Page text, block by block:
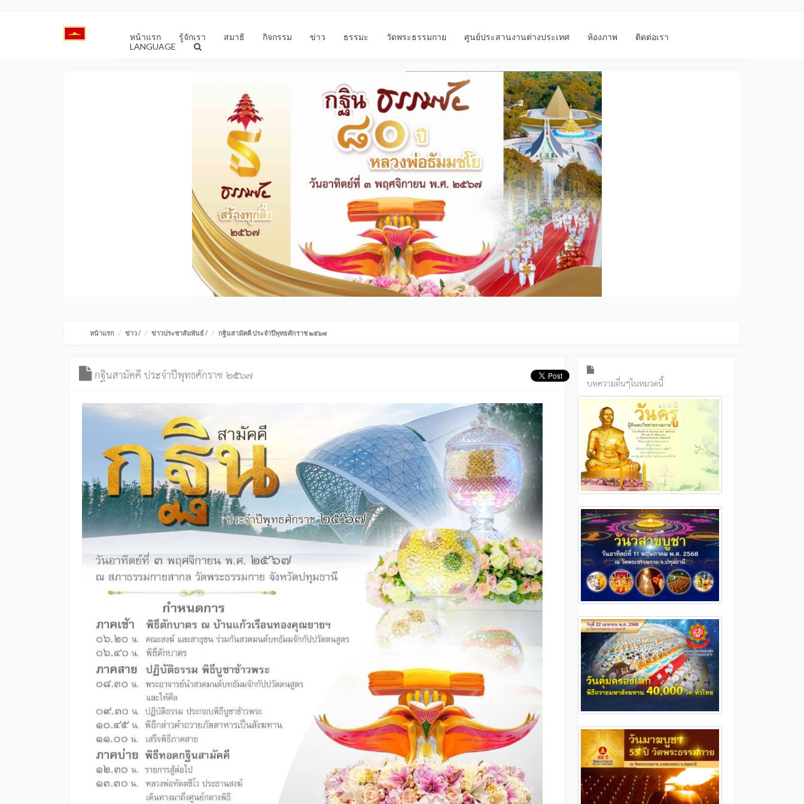
หน้าแรก รู้จักเรา สมาธิ กิจกรรม ข่าว ธรรมะ วัดพระธรรมกาย ศูนย์ประสานงานต่างประเทศ ห้องภาพ
ติดต่อเรา
LANGUAGE
หน้าแรก ข่าว/ ข่าวประชาสัมพันธ์ / กฐินสามัคคี ประจำปีพุทธศักราช ๒๕๖๗
กฐินสามัคคี ประจำปีพุทธศักราช ๒๕๖๗
บทความอื่นๆในหมวดนี้